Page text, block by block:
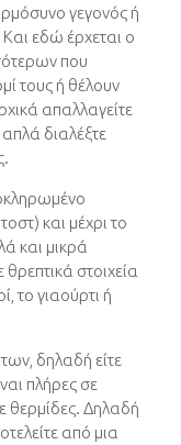
γεγονός ή
εδώ έρχεται ο
που
τους ή θέλουν
απαλλαγείτε
απλά διαλέξτε
και μέχρι το
και μικρά
στοιχεία
το γιαούρτι ή
δηλαδή είτε
πλήρες σε
θερμίδες. Δηλαδή
από μια